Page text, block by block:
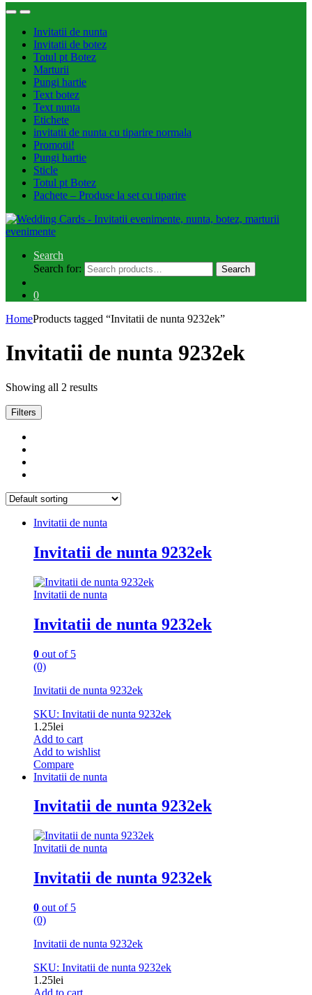
Invitatii de nunta
Invitatii de botez
Totul pt Botez
Marturii
Pungi hartie
Text botez
Text nunta
Etichete
invitatii de nunta cu tiparire normala
Promotii!
Pungi hartie
Sticle
Totul pt Botez
Pachete – Produse la set cu tiparire
Search
Search for:
Search
0
HomeProducts tagged “Invitatii de nunta 9232ek”
Invitatii de nunta 9232ek
Showing all 2 results
Filters
Invitatii de nunta
Invitatii de nunta 9232ek
Invitatii de nunta
Invitatii de nunta 9232ek
0 out of 5
(0)
Invitatii de nunta 9232ek
SKU: Invitatii de nunta 9232ek
1.25lei
Add to cart
Add to wishlist
Compare
Invitatii de nunta
Invitatii de nunta 9232ek
Invitatii de nunta
Invitatii de nunta 9232ek
0 out of 5
(0)
Invitatii de nunta 9232ek
SKU: Invitatii de nunta 9232ek
1.25lei